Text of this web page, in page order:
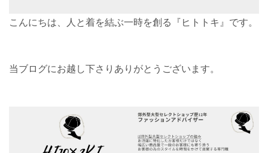
こんにちは、人と着を結ぶ一時を創る『ヒトトキ』です。
当ブログにお越し下さりありがとうございます。